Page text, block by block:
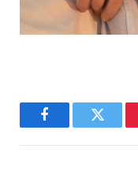
FacebookTwitter